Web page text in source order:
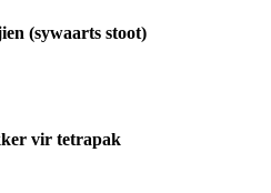
(sywaarts stoot)
vir tetrapak